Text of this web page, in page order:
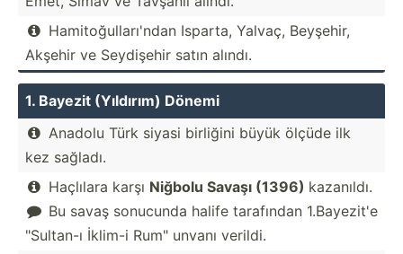

Hamito­ğul­lar­ı'ndan Isparta, Yalvaç, Beyşehir,
Akşehir ve Seydişehir satın alındı.
1. Bayezit (Yıldırım) Dönemi

Anadolu Türk siyasi birliğini büyük ölçüde ilk
kez sağladı.
 Haçlılara karşı Niğbolu Savaşı (1396) kazanıldı.
 Bu savaş sonucunda halife tarafından 1.Baye­zit'e
"­Sul­tan-ı İklim-i Rum" unvanı verildi.